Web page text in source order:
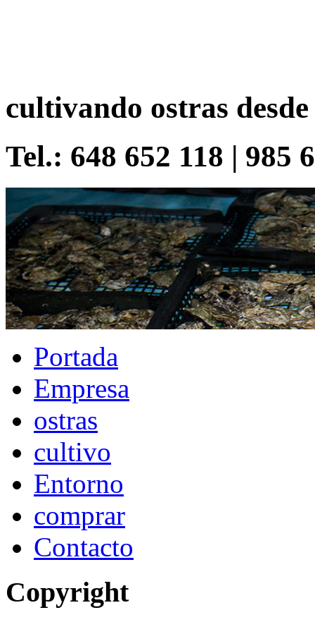
cultivando ostras desde
Tel.: 648 652 118 | 985
Portada
Empresa
ostras
cultivo
Entorno
comprar
Contacto
Copyright